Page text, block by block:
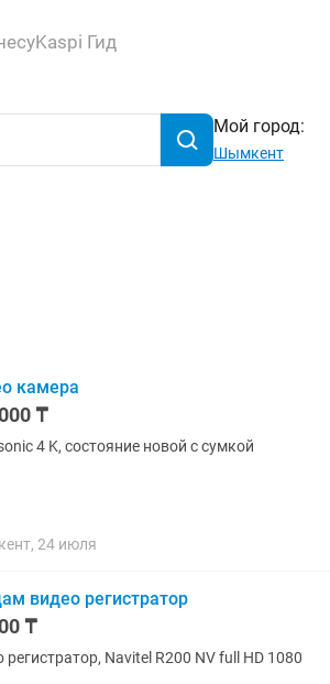
Kaspi Гид
Мой город:
Шымкент
камера
₸
4 K, состояние новой с сумкой
24 июля
видео регистратор
₸
регистратор, Navitel R200 NV full HD 1080